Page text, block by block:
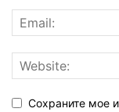
Сохраните мое